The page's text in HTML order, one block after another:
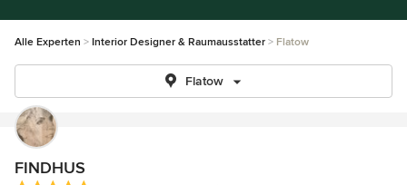
Alle Experten Interior Designer & Raumausstatter Flatow
Flatow
FINDHUS